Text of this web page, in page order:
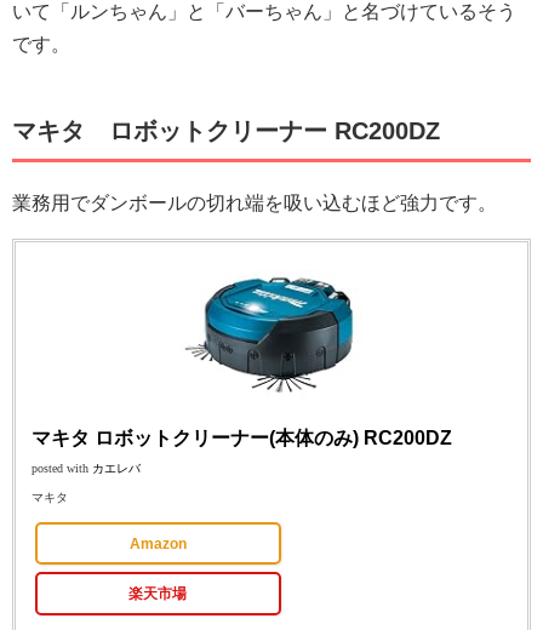
いて「ルンちゃん」と「バーちゃん」と名づけているそう
です。
マキタ ロボットクリーナー RC200DZ
業務用でダンボールの切れ端を吸い込むほど強力です。
マキタ ロボットクリーナー(本体のみ) RC200DZ
posted with カエレバ
マキタ
Amazon
楽天市場